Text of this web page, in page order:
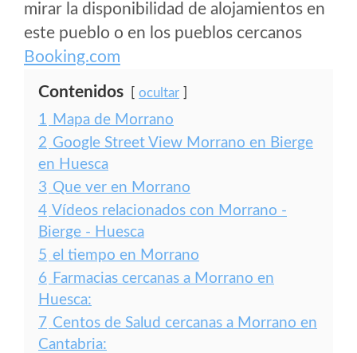
mirar la disponibilidad de alojamientos en
este pueblo o en los pueblos cercanos
Booking.com
Contenidos ocultar
1 Mapa de Morrano
2 Google Street View Morrano en Bierge
en Huesca
3 Que ver en Morrano
4 Vídeos relacionados con Morrano -
Bierge - Huesca
5 el tiempo en Morrano
6 Farmacias cercanas a Morrano en
Huesca:
7 Centos de Salud cercanas a Morrano en
Cantabria: